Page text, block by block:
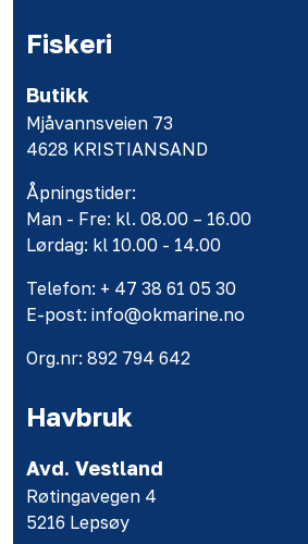
Fiskeri
Butikk
Mjåvannsveien 73
4628 KRISTIANSAND
Åpningstider:
Man - Fre: kl. 08.00 – 16.00
Lørdag: kl 10.00 - 14.00
Telefon: + 47 38 61 05 30
E-post: info@okmarine.no
Org.nr: 892 794 642
Havbruk
Avd. Vestland
Røtingavegen 4
5216 Lepsøy